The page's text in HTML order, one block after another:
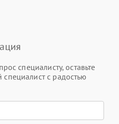
специалисту, оставьте
с радостью